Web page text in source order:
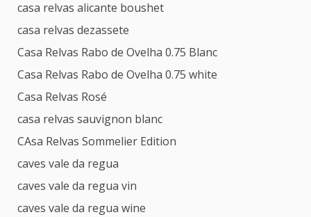
casa relvas alicante boushet
casa relvas dezassete
Casa Relvas Rabo de Ovelha 0.75 Blanc
Casa Relvas Rabo de Ovelha 0.75 white
Casa Relvas Rosé
casa relvas sauvignon blanc
CAsa Relvas Sommelier Edition
caves vale da regua
caves vale da regua vin
caves vale da regua wine